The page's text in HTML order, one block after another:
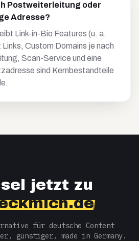
Postweiterleitung oder
Adresse?
Link-in-Bio Features (u. a.
Custom Domains je nach
Scan-Service und eine
sind Kernbestandteile
jetzt zu
für deutsche Content
günstiger, made in Germany.